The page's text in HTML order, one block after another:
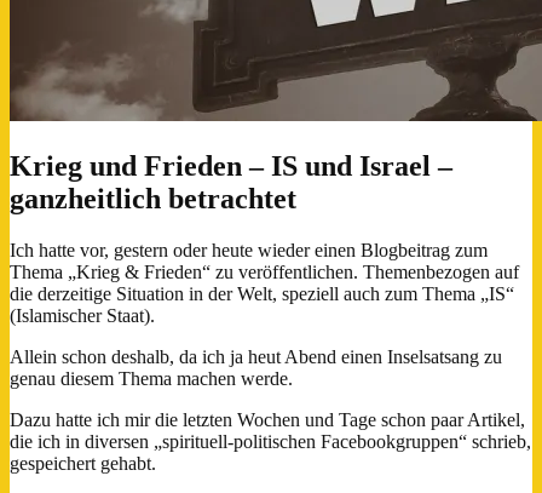
Krieg und Frieden – IS und Israel –
ganzheitlich betrachtet
Ich hatte vor, gestern oder heute wieder einen Blogbeitrag zum
Thema „Krieg & Frieden“ zu veröffentlichen. Themenbezogen auf
die derzeitige Situation in der Welt, speziell auch zum Thema „IS“
(Islamischer Staat).
Allein schon deshalb, da ich ja heut Abend einen Inselsatsang zu
genau diesem Thema machen werde.
Dazu hatte ich mir die letzten Wochen und Tage schon paar Artikel,
die ich in diversen „spirituell-politischen Facebookgruppen“ schrieb,
gespeichert gehabt.